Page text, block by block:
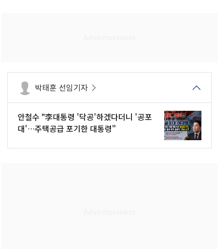
박태훈 선임기자
안철수 "李대통령 '닥공'하겠다더니 '공포
대'…주택공급 포기한 대통령"